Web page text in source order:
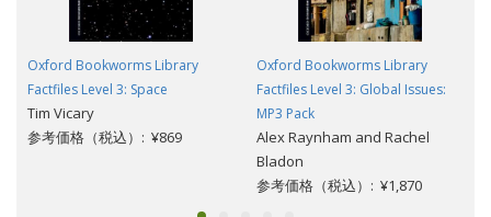
Oxford Bookworms Library
Factfiles Level 3: Space
Tim Vicary
参考価格（税込）: ¥869
Oxford Bookworms Library
Factfiles Level 3: Global Issues:
MP3 Pack
Alex Raynham and Rachel
Bladon
参考価格（税込）: ¥1,870